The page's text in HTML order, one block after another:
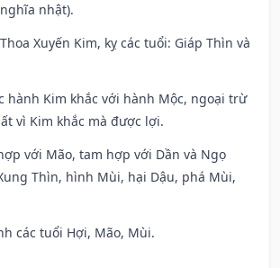
nhật).
Xuyến Kim, kỵ các tuổi: Giáp Thìn và
hành Kim khắc với hành Mộc, ngoại trừ
vì Kim khắc mà được lợi.
với Mão, tam hợp với Dần và Ngọ
Thìn, hình Mùi, hại Dậu, phá Mùi,
các tuổi Hợi, Mão, Mùi.